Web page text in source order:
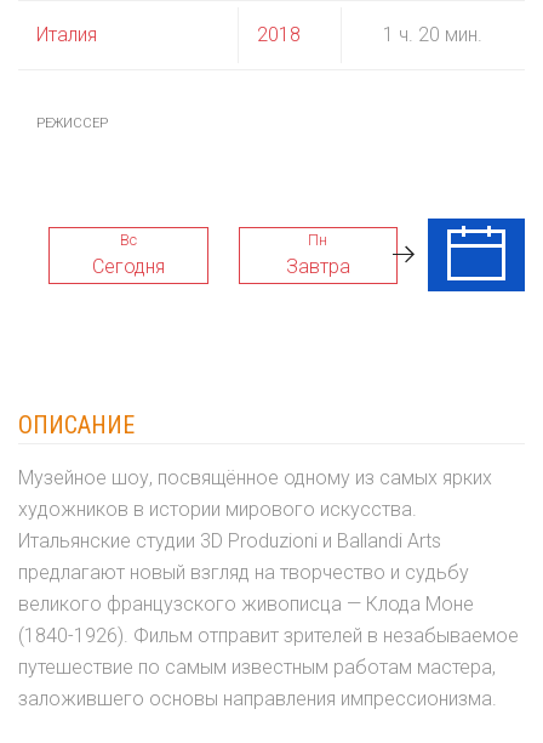
Италия 2018 1 ч. 20 мин.
РЕЖИССЕР
Вс
Сегодня
Пн
Завтра
Вт
ОПИСАНИЕ
Музейное шоу, посвящённое одному из самых ярких
художников в истории мирового искусства.
Итальянские студии 3D Produzioni и Ballandi Arts
предлагают новый взгляд на творчество и судьбу
великого французского живописца — Клода Моне
(1840-1926). Фильм отправит зрителей в незабываемое
путешествие по самым известным работам мастера,
заложившего основы направления импрессионизма.